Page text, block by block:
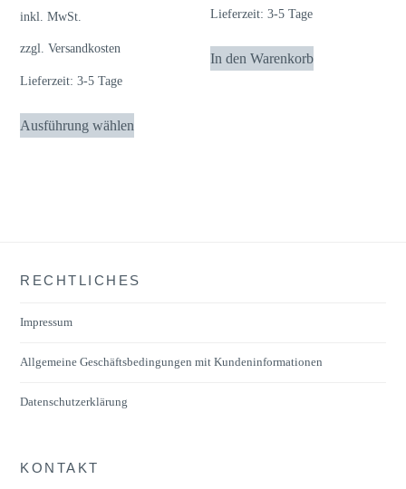
inkl. MwSt.
zzgl.Versandkosten
Lieferzeit:3-5 Tage
Ausführung wählen
Dieses
Produkt
Optionen
der
Lieferzeit:3-5 Tage
In den Warenkorb
RECHTLICHES
Impressum
Allgemeine Geschäftsbedingungen mit Kundeninformationen
Datenschutzerklärung
KONTAKT